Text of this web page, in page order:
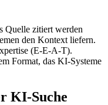
Quelle zitiert werden
den Kontext liefern.
(E-E-A-T).
Format, das KI-Systeme
KI-Suche